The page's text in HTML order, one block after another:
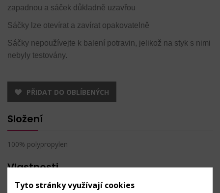
zapadnou a sáček důkladně uzavřou
Sáčky lze otevírat a zavírat opakovatelně
Sáčky nepoužívejte k balení potravin, jelikož na styk s nimi
nebyly testovány.
PŘIDAT DO OBLÍBENÝCH
Složení
100% polypropylen
Vlastnosti
Tyto stránky využívají cookies